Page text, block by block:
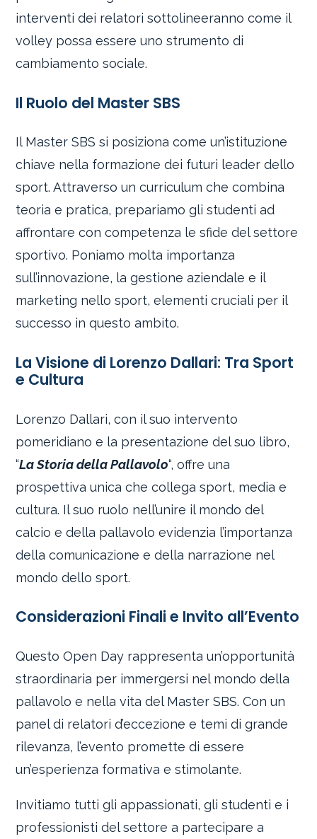
interventi dei relatori sottolineeranno come il
volley possa essere uno strumento di
cambiamento sociale.
Il Ruolo del Master SBS
Il Master SBS si posiziona come un’istituzione
chiave nella formazione dei futuri leader dello
sport. Attraverso un curriculum che combina
teoria e pratica, prepariamo gli studenti ad
affrontare con competenza le sfide del settore
sportivo. Poniamo molta importanza
sull’innovazione, la gestione aziendale e il
marketing nello sport, elementi cruciali per il
successo in questo ambito.
La Visione di Lorenzo Dallari: Tra Sport
e Cultura
Lorenzo Dallari, con il suo intervento
pomeridiano e la presentazione del suo libro,
“La Storia della Pallavolo“, offre una
prospettiva unica che collega sport, media e
cultura. Il suo ruolo nell’unire il mondo del
calcio e della pallavolo evidenzia l’importanza
della comunicazione e della narrazione nel
mondo dello sport.
Considerazioni Finali e Invito all’Evento
Questo Open Day rappresenta un’opportunità
straordinaria per immergersi nel mondo della
pallavolo e nella vita del Master SBS. Con un
panel di relatori d’eccezione e temi di grande
rilevanza, l’evento promette di essere
un’esperienza formativa e stimolante.
Invitiamo tutti gli appassionati, gli studenti e i
professionisti del settore a partecipare a